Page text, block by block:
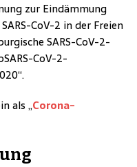
zur Eindämmung
CoV-2 in der Freien
SARS-CoV-2-
CoV-2-
als „Corona-